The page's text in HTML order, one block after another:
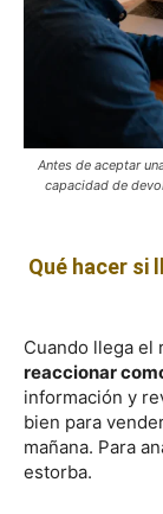
Antes de aceptar
capacidad de
Qué hacer si
Cuando llega el
reaccionar
información y
bien para
mañana. Para
estorba.